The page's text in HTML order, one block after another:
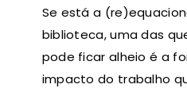
Se está a
biblioteca, uma das
pode ficar alheio é a
impacto do trabalho